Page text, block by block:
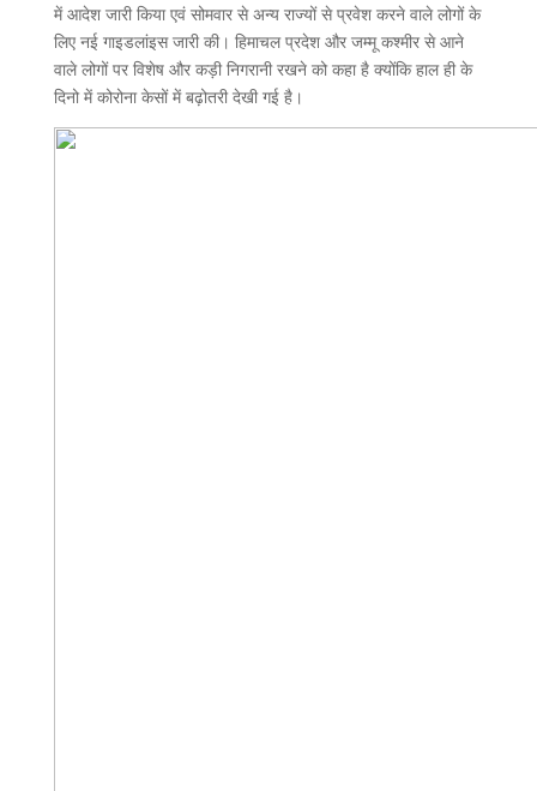
में आदेश जारी किया एवं सोमवार से अन्य राज्यों से प्रवेश करने वाले लोगों के
लिए नई गाइडलांइस जारी की। हिमाचल प्रदेश और जम्मू कश्मीर से आने
वाले लोगों पर विशेष और कड़ी निगरानी रखने को कहा है क्योंकि हाल ही के
दिनो में कोरोना केसों में बढ़ोतरी देखी गई है।